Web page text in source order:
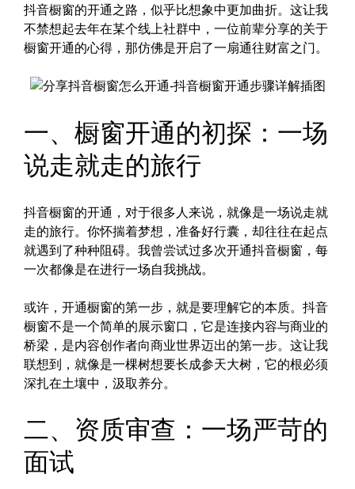
抖音橱窗的开通之路，似乎比想象中更加曲折。这让我
不禁想起去年在某个线上社群中，一位前辈分享的关于
橱窗开通的心得，那仿佛是开启了一扇通往财富之门。
一、橱窗开通的初探：一场
说走就走的旅行
抖音橱窗的开通，对于很多人来说，就像是一场说走就
走的旅行。你怀揣着梦想，准备好行囊，却往往在起点
就遇到了种种阻碍。我曾尝试过多次开通抖音橱窗，每
一次都像是在进行一场自我挑战。
或许，开通橱窗的第一步，就是要理解它的本质。抖音
橱窗不是一个简单的展示窗口，它是连接内容与商业的
桥梁，是内容创作者向商业世界迈出的第一步。这让我
联想到，就像是一棵树想要长成参天大树，它的根必须
深扎在土壤中，汲取养分。
二、资质审查：一场严苛的
面试